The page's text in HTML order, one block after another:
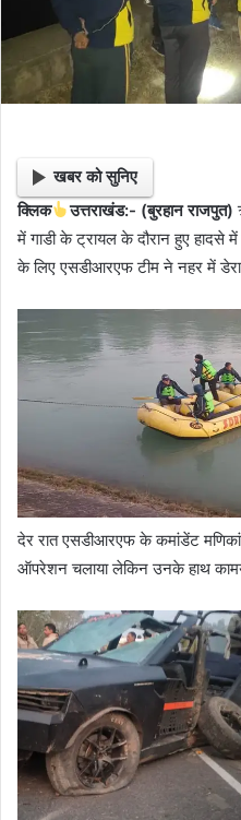
खबर को सुनिए
क्लिक
उत्तराखंड:- (बुरहान राजपुत)
में गाडी के ट्रायल के दौरान हुए हादसे
के लिए एसडीआरएफ टीम ने नहर में डेरा
देर रात एसडीआरएफ के कमांडेंट
ऑपरेशन चलाया लेकिन उनके हाथ